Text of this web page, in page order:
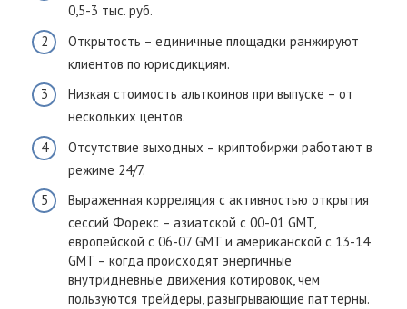
0,5-3 тыс. руб.
Открытость – единичные площадки ранжируют
клиентов по юрисдикциям.
Низкая стоимость альткоинов при выпуске – от
нескольких центов.
Отсутствие выходных – криптобиржи работают в
режиме 24/7.
Выраженная корреляция с активностью открытия
сессий Форекс – азиатской с 00-01 GMT,
европейской с 06-07 GMT и американской с 13-14
GMT – когда происходят энергичные
внутридневные движения котировок, чем
пользуются трейдеры, разыгрывающие паттерны.